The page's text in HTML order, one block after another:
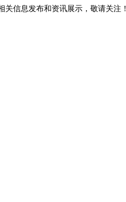
信息发布和资讯展示，敬请关注！